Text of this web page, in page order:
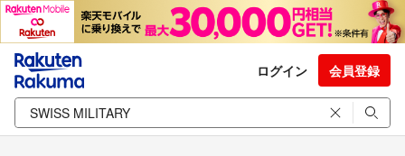
ログイン 会員登録